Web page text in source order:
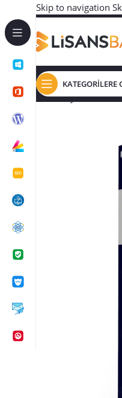
Skip to navigation
KATEGORİLERE
Ana Sayfa/ SEO